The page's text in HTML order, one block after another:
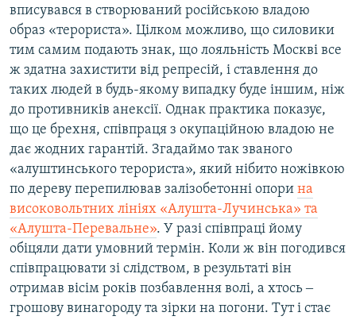
вписувався в створюваний російською владою
образ «терориста». Цілком можливо, що силовики
тим самим подають знак, що лояльність Москві все
ж здатна захистити від репресій, і ставлення до
таких людей в будь-якому випадку буде іншим, ніж
до противників анексії. Однак практика показує,
що це брехня, співпраця з окупаційною владою не
дає жодних гарантій. Згадаймо так званого
«алуштинського терориста», який нібито ножівкою
по дереву перепилював залізобетонні опори на
високовольтних лініях «Алушта-Лучинська» та
«Алушта-Перевальне». У разі співпраці йому
обіцяли дати умовний термін. Коли ж він погодився
співпрацювати зі слідством, в результаті він
отримав вісім років позбавлення волі, а хтось ‒
грошову винагороду та зірки на погони. Тут і стає